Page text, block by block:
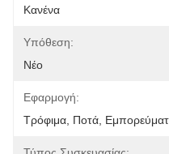
Κανένα
Υπόθεση:
Νέο
Εφαρμογή:
Τρόφιμα, Ποτά,